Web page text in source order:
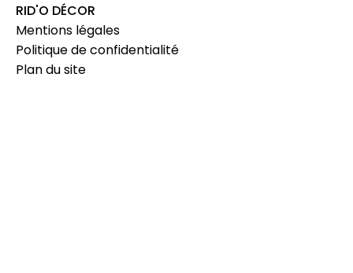
RID'O DÉCOR
Mentions légales
Politique de confidentialité
Plan du site